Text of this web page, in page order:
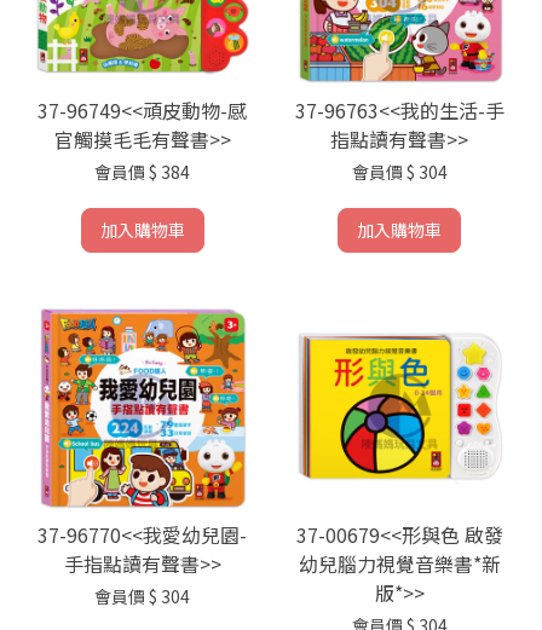
37-96749<<頑皮動物-感
官觸摸毛毛有聲書>>
會員價 $ 384
加入購物車
37-96763<<我的生活-手
指點讀有聲書>>
會員價 $ 304
加入購物車
37-96770<<我愛幼兒園-
手指點讀有聲書>>
會員價 $ 304
37-00679<<形與色 啟發
幼兒腦力視覺音樂書*新
版*>>